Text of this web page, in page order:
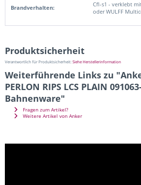
Brandverhalten:
Cfl-s1 - verklebt
oder WULFF
Produktsicherheit
Verantwortlich für Produktsicherheit:Siehe Herstellerinformation
Weiterführende Links zu
PERLON RIPS LCS PLAIN
Bahnenware"
Fragen zum Artikel?
Weitere Artikel von Anker